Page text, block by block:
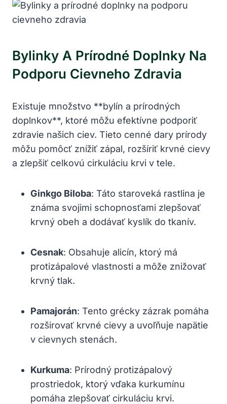
Bylinky​ A Prírodné Doplnky Na
Podporu Cievneho⁤ Zdravia
Existuje množstvo **bylín​ a prírodných
doplnkov**, ktoré môžu efektívne podporiť
zdravie⁣ našich ciev. Tieto cenné dary prírody‍
môžu pomôcť⁢ znížiť ⁤zápal, rozšíriť krvné ⁤cievy
a zlepšiť celkovú cirkuláciu krvi v tele.
Ginkgo‍ Biloba: ⁢Táto staroveká rastlina​ je
známa svojimi‌ schopnosťami zlepšovať⁤
krvný obeh a dodávať kyslík do ‍tkanív.
Cesnak:‌ Obsahuje ⁢alicín, ktorý má
protizápalové vlastnosti a ⁣môže‍ znižovať
krvný ⁤tlak.
Pamajorán:⁤ Tento grécky zázrak pomáha
rozširovať krvné cievy⁢ a‍ uvoľňuje‍ napätie
v cievnych stenách.
Kurkuma: Prírodný protizápalový
prostriedok, ktorý⁣ vďaka kurkumínu
pomáha zlepšovať cirkuláciu krvi.